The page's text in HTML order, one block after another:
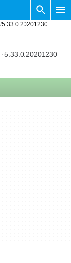
5.33.0.20201230
5.33.0.20201230